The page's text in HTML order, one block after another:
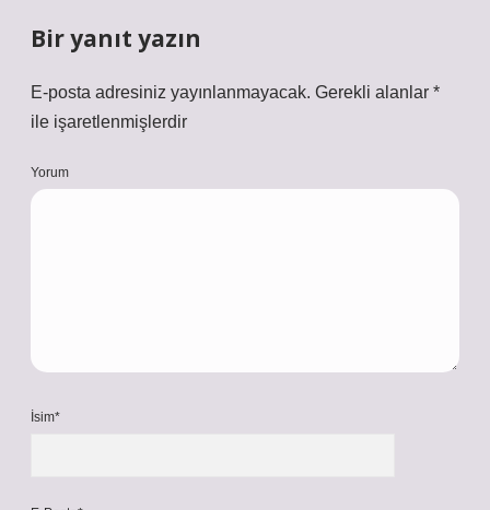
Bir yanıt yazın
E-posta adresiniz yayınlanmayacak. Gerekli alanlar *
ile işaretlenmişlerdir
Yorum
İsim*